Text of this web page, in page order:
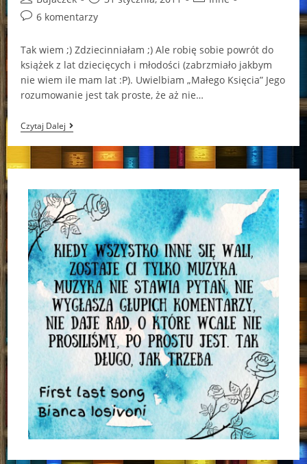
author:
published:
Post6 komentarzy
Tak wiem ;) Zdziecinniałam ;) Ale robię sobie powrót do
książek z lat dziecięcych i młodości (zabrzmiało jakbym
nie wiem ile mam lat :P). Uwielbiam „Małego Księcia” Jego
rozumowanie jest tak proste, że aż nie…
Czytaj Dalej„Mały
Książe”
–
Antonie
De
–
Exupéry